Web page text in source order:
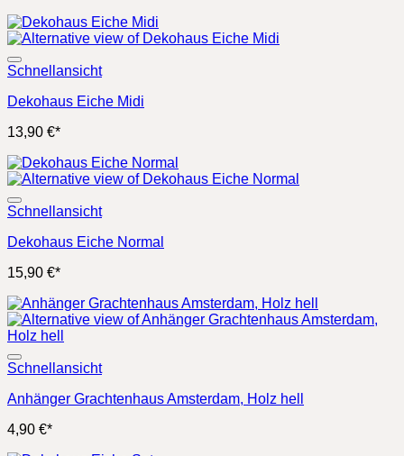
Schnellansicht
Dekohaus Eiche Midi
13,90 €*
Schnellansicht
Dekohaus Eiche Normal
15,90 €*
Schnellansicht
Anhänger Grachtenhaus Amsterdam, Holz hell
4,90 €*